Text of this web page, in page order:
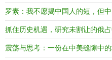
罗素：我不愿揭中国人的短，但
抓住历史机遇，研究未割让的俄
震荡与思考：一份在中美缝隙中